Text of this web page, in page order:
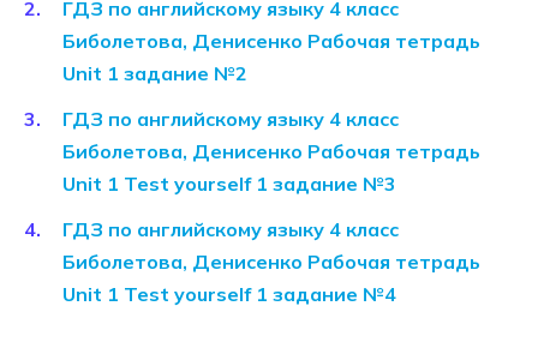
ГДЗ по английскому языку 4 класс
Биболетова, Денисенко Рабочая тетрадь
Unit 1 задание №2
ГДЗ по английскому языку 4 класс
Биболетова, Денисенко Рабочая тетрадь
Unit 1 Test yourself 1 задание №3
ГДЗ по английскому языку 4 класс
Биболетова, Денисенко Рабочая тетрадь
Unit 1 Test yourself 1 задание №4